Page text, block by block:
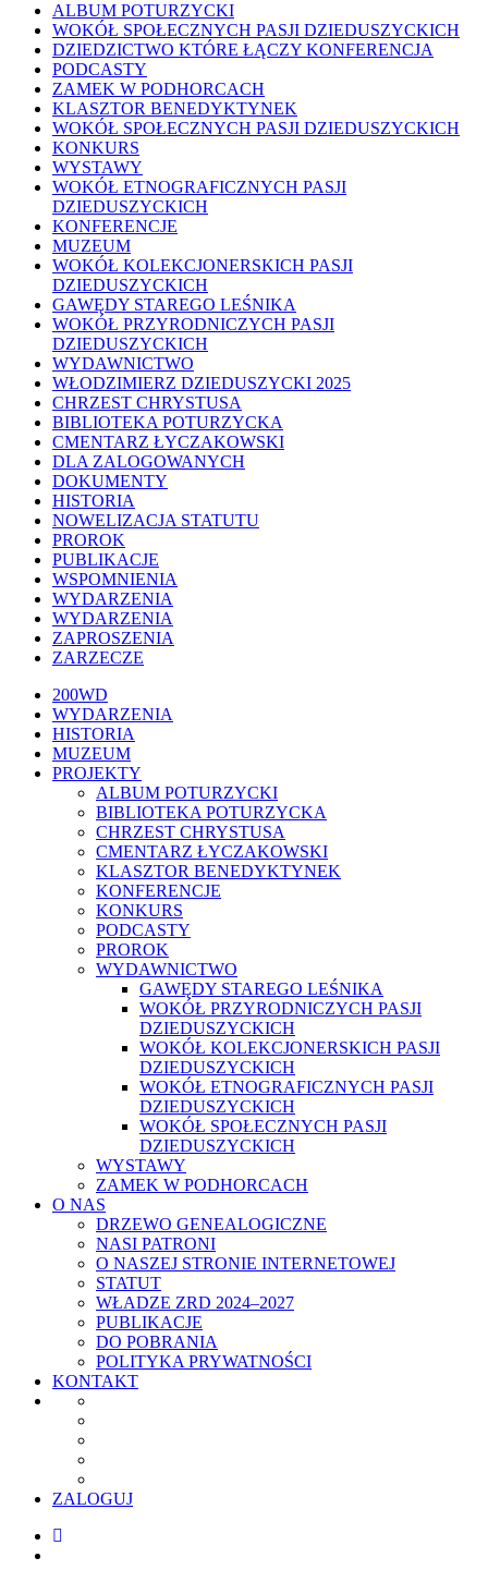
ALBUM POTURZYCKI
WOKÓŁ SPOŁECZNYCH PASJI DZIEDUSZYCKICH
DZIEDZICTWO KTÓRE ŁĄCZY KONFERENCJA
PODCASTY
ZAMEK W PODHORCACH
KLASZTOR BENEDYKTYNEK
WOKÓŁ SPOŁECZNYCH PASJI DZIEDUSZYCKICH
KONKURS
WYSTAWY
WOKÓŁ ETNOGRAFICZNYCH PASJI
DZIEDUSZYCKICH
KONFERENCJE
MUZEUM
WOKÓŁ KOLEKCJONERSKICH PASJI
DZIEDUSZYCKICH
GAWĘDY STAREGO LEŚNIKA
WOKÓŁ PRZYRODNICZYCH PASJI
DZIEDUSZYCKICH
WYDAWNICTWO
WŁODZIMIERZ DZIEDUSZYCKI 2025
CHRZEST CHRYSTUSA
BIBLIOTEKA POTURZYCKA
CMENTARZ ŁYCZAKOWSKI
DLA ZALOGOWANYCH
DOKUMENTY
HISTORIA
NOWELIZACJA STATUTU
PROROK
PUBLIKACJE
WSPOMNIENIA
WYDARZENIA
WYDARZENIA
ZAPROSZENIA
ZARZECZE
Close
Menu
200WD
WYDARZENIA
HISTORIA
MUZEUM
PROJEKTY
ALBUM POTURZYCKI
BIBLIOTEKA POTURZYCKA
CHRZEST CHRYSTUSA
CMENTARZ ŁYCZAKOWSKI
KLASZTOR BENEDYKTYNEK
KONFERENCJE
KONKURS
PODCASTY
PROROK
WYDAWNICTWO
GAWĘDY STAREGO LEŚNIKA
WOKÓŁ PRZYRODNICZYCH PASJI
DZIEDUSZYCKICH
WOKÓŁ KOLEKCJONERSKICH PASJI
DZIEDUSZYCKICH
WOKÓŁ ETNOGRAFICZNYCH PASJI
DZIEDUSZYCKICH
WOKÓŁ SPOŁECZNYCH PASJI
DZIEDUSZYCKICH
WYSTAWY
ZAMEK W PODHORCACH
O NAS
DRZEWO GENEALOGICZNE
NASI PATRONI
O NASZEJ STRONIE INTERNETOWEJ
STATUT
WŁADZE ZRD 2024–2027
PUBLIKACJE
DO POBRANIA
POLITYKA PRYWATNOŚCI
KONTAKT
ZALOGUJ